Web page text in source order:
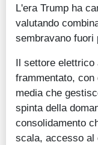
L'era Trump ha
valutando
sembravano fuori
Il settore elettrico
frammentato,
media che
spinta della
consolidamento
scala, accesso al